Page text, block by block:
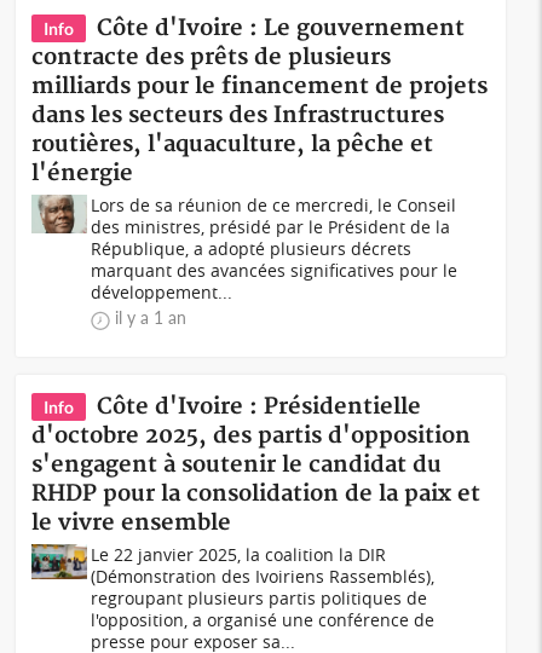
Info
Côte d'Ivoire : Le gouvernement
contracte des prêts de plusieurs
milliards pour le financement de projets
dans les secteurs des Infrastructures
routières, l'aquaculture, la pêche et
l'énergie
Lors de sa réunion de ce mercredi, le Conseil
des ministres, présidé par le Président de la
République, a adopté plusieurs décrets
marquant des avancées significatives pour le
développement...
il y a 1 an
Info
Côte d'Ivoire : Présidentielle
d'octobre 2025, des partis d'opposition
s'engagent à soutenir le candidat du
RHDP pour la consolidation de la paix et
le vivre ensemble
Le 22 janvier 2025, la coalition la DIR
(Démonstration des Ivoiriens Rassemblés),
regroupant plusieurs partis politiques de
l'opposition, a organisé une conférence de
presse pour exposer sa...